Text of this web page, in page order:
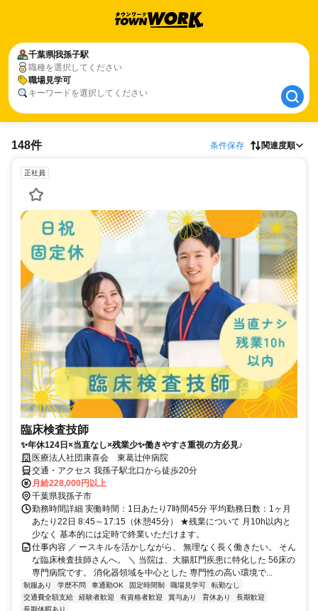
千葉県我孫子駅
職種を選択してください
職場見学可
キーワードを選択してください
千葉県我孫子駅
職場見学可
148件 条件保存 関連度順
正社員
臨床検査技師
✨年休124日×当直なし×残業少✨働きやすさ重視の方必見♪
医療法人社団康喜会 東葛辻仲病院
交通・アクセス 我孫子駅北口から徒歩20分
月給228,000円以上
千葉県我孫子市
勤務時間詳細 実働時間：1日あたり7時間45分 平均勤務日数：1ヶ月
あたり22日 8:45～17:15（休憩45分） ★残業について 月10h以内と
少なく 基本的には定時で終業いただけます。
仕事内容 ／ ースキルを活かしながら、 無理なく長く働きたい。 そん
な臨床検査技師さんへ。 ＼ 当院は、大腸肛門疾患に特化した 56床の
専門病院です。 消化器領域を中心とした 専門性の高い環境で...
制服あり 学歴不問 車通勤OK 固定時間制 職場見学可
転勤なし
交通費全額支給
経験者歓迎 有資格者歓迎 賞与あり 育休あり
長期歓迎
長期休暇あり